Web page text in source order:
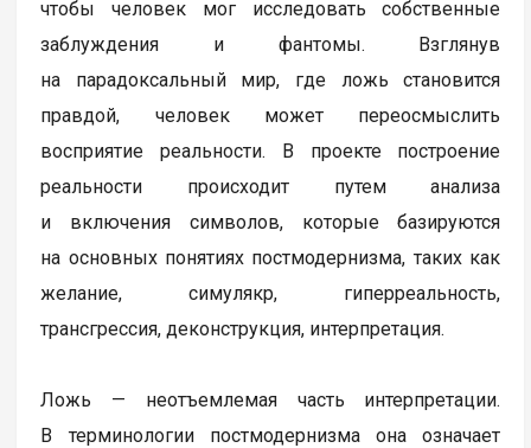
чтобы человек мог исследовать собственные
заблуждения и фантомы. Взглянув
на парадоксальный мир, где ложь становится
правдой, человек может переосмыслить
восприятие реальности. В проекте построение
реальности происходит путем анализа
и включения символов, которые базируются
на основных понятиях постмодернизма, таких как
желание, симулякр, гиперреальность,
трансгрессия, деконструкция, интерпретация.
Ложь — неотъемлемая часть интерпретации.
В терминологии постмодернизма она означает